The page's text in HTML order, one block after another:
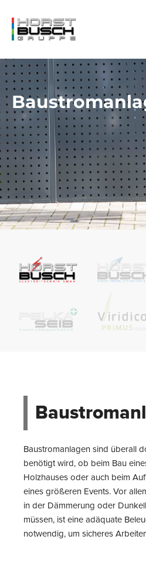
Baustromanlagen sind überall
benötigt wird, ob beim Bau
Holzhauses oder auch beim
eines größeren Events. Vor
in der Dämmerung oder
müssen, ist eine adäquate
notwendig, um sicheres